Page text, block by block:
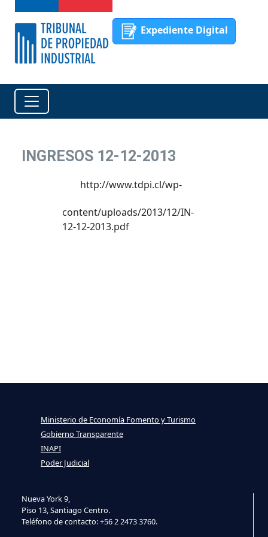
Expediente Digital
INGRESOS 12-12-2013
http://www.tdpi.cl/wp-
content/uploads/2013/12/IN-
12-12-2013.pdf
Nueva York 9,
Piso 13, Santiago Centro.
Teléfono de contacto: +56 2 2473 3760.
Ministerio de Economía Fomento y Turismo
Gobierno Transparente
INAPI
Poder Judicial